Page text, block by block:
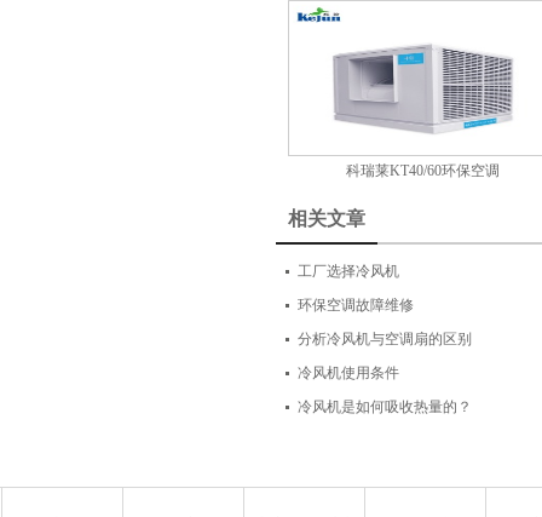
科瑞莱KT40/60环保空调
相关文章
工厂选择冷风机
环保空调故障维修
分析冷风机与空调扇的区别
冷风机使用条件
冷风机是如何吸收热量的？